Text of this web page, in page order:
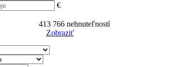
€
413 766 nehnuteľností
Zobraziť